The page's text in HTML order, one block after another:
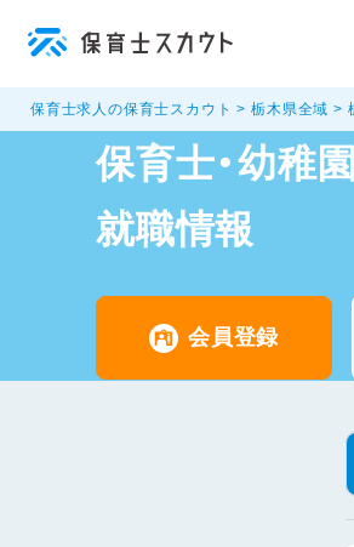
保育士求人の保育士スカウト 栃木県全域
保育士・幼稚
就職情報
会員登録